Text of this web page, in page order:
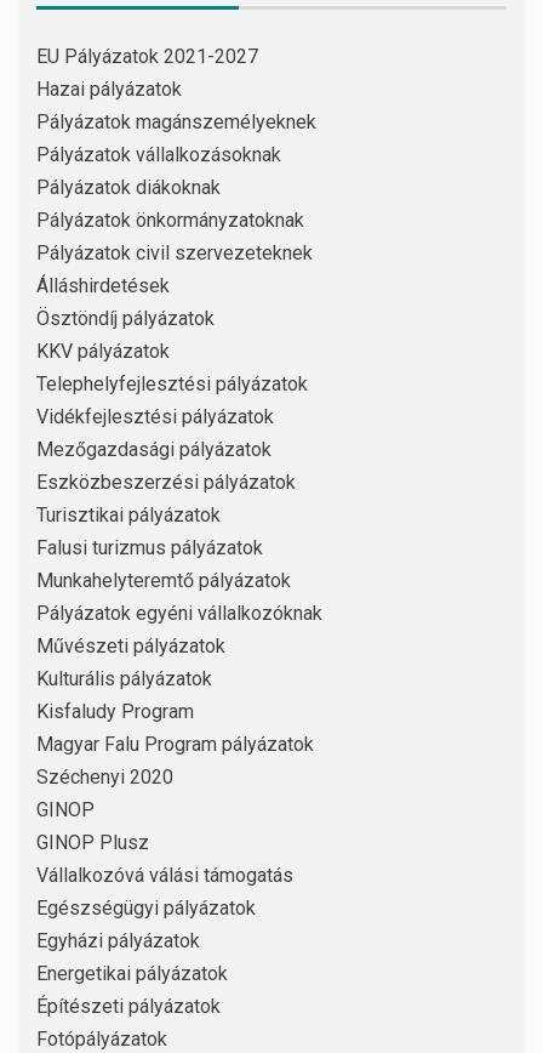
EU Pályázatok 2021-2027
Hazai pályázatok
Pályázatok magánszemélyeknek
Pályázatok vállalkozásoknak
Pályázatok diákoknak
Pályázatok önkormányzatoknak
Pályázatok civil szervezeteknek
Álláshirdetések
Ösztöndíj pályázatok
KKV pályázatok
Telephelyfejlesztési pályázatok
Vidékfejlesztési pályázatok
Mezőgazdasági pályázatok
Eszközbeszerzési pályázatok
Turisztikai pályázatok
Falusi turizmus pályázatok
Munkahelyteremtő pályázatok
Pályázatok egyéni vállalkozóknak
Művészeti pályázatok
Kulturális pályázatok
Kisfaludy Program
Magyar Falu Program pályázatok
Széchenyi 2020
GINOP
GINOP Plusz
Vállalkozóvá válási támogatás
Egészségügyi pályázatok
Egyházi pályázatok
Energetikai pályázatok
Építészeti pályázatok
Fotópályázatok